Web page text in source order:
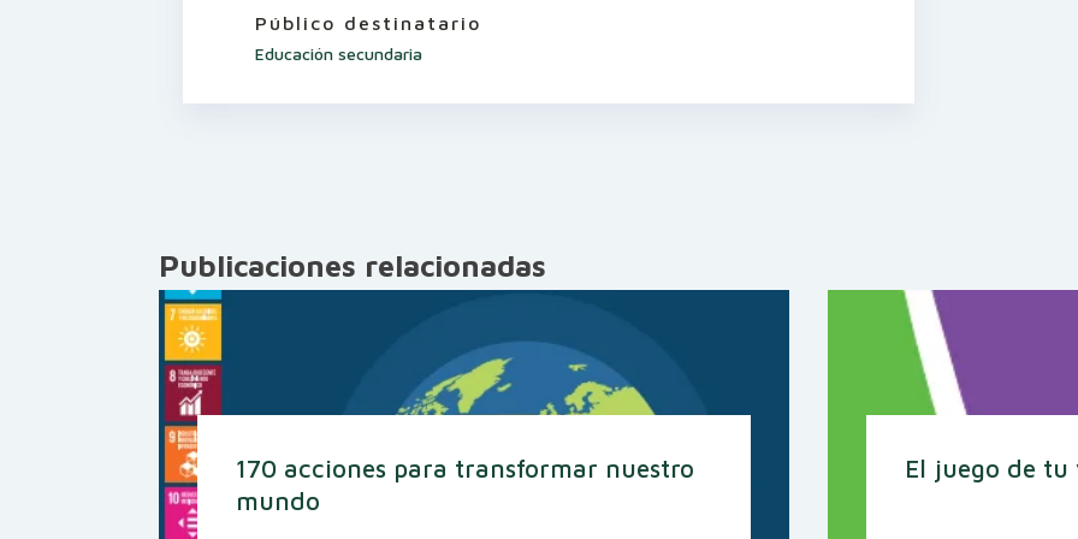
Público destinatario
Educación secundaria
Publicaciones relacionadas
170 acciones para transformar nuestro
mundo
El juego de tu